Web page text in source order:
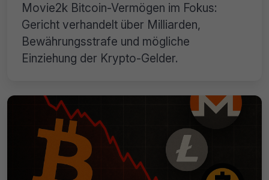
Movie2k Bitcoin-Vermögen im Fokus:
Gericht verhandelt über Milliarden,
Bewährungsstrafe und mögliche
Einziehung der Krypto-Gelder.